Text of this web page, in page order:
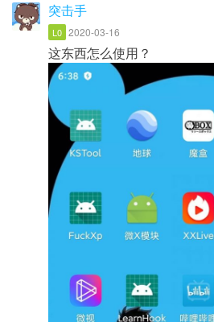
突击手
L0 2020-03-16
这东西怎么使用？